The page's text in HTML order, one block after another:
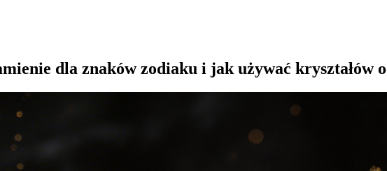
dla znaków zodiaku i jak używać kryształów